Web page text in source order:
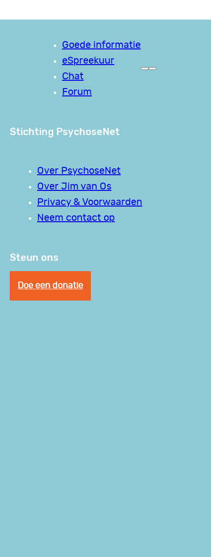
Goede informatie
eSpreekuur
Chat
Forum
Stichting PsychoseNet
Over PsychoseNet
Over Jim van Os
Privacy & Voorwaarden
Neem contact op
Steun ons
Doe een donatie